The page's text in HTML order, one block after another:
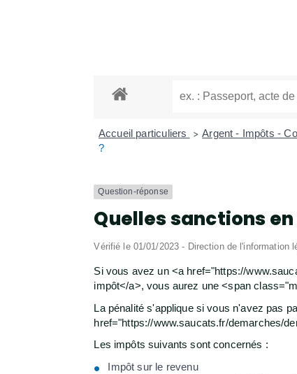
Accueil particuliers > Argent - Impôts -
?
Question-réponse
Quelles sanctions
Vérifié le 01/01/2023 - Direction de l'information
Si vous avez un <a href="https://
impôt</a>, vous aurez une <span
La pénalité s'applique si vous n'avez pas
href="https://www.saucats.fr/demarches/
Les impôts suivants sont concernés :
Impôt sur le revenu